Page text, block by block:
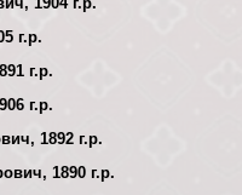
г.р.
г.р.
г.р.
1892 г.р.
1890 г.р.